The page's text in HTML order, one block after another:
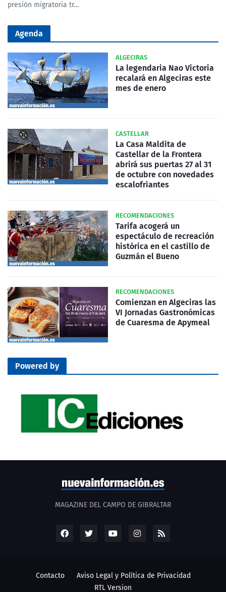
presión migratoria tr…
Agenda
ALGECIRAS
La legendaria Nao Victoria
recalará en Algeciras este
mes de enero
CASTELLAR
La Casa Maldita de
Castellar de la Frontera
abrirá sus puertas 27 al 31
de octubre con novedades
escalofriantes
RECOMENDACIONES
Tarifa acogerá un
espectáculo de recreación
histórica en el castillo de
Guzmán el Bueno
RECOMENDACIONES
Comienzan en Algeciras las
VI Jornadas Gastronómicas
de Cuaresma de Apymeal
Powered by
MAGAZINE DEL CAMPO DE GIBRALTAR
Contacto
Aviso Legal y Política de Privacidad
RTL Version